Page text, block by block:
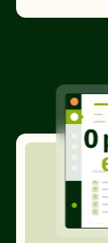
Option
connecteur